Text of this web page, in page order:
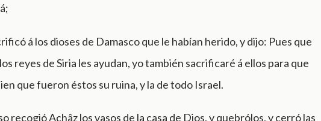
á los dioses de Damasco que le habían herido, y dijo: Pues que
reyes de Siria les ayudan, yo también sacrificaré á ellos para que
que fueron éstos su ruina, y la de todo Israel.
recogió Achâz los vasos de la casa de Dios, y quebrólos, y cerró las